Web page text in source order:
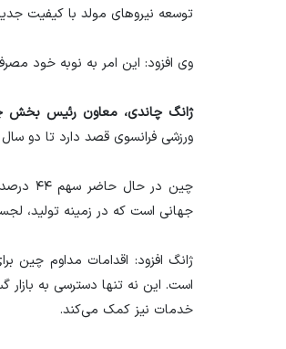
توسعه نیرو‌های مولد با کیفیت
وی افزود: این امر به نوبه خود
ژانگ چاندی، معاون رئیس بخش
ورزشی فرانسوی قصد دارد تا دو سال آینده، سالانه ۲۰ تا ۳۰
چین
جهانی است که در زمینه تولید،
ژانگ افزود: اقدامات مداوم چین
است. این نه تنها دسترسی به بازار
خدمات نیز کمک می‌کند.